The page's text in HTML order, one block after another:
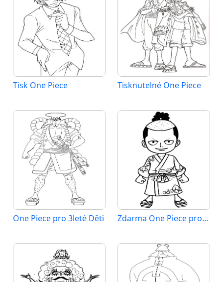
Tisk One Piece Tisknutelné One Piece
One Piece pro 3leté Děti Zdarma One Piece pro Malé Děti